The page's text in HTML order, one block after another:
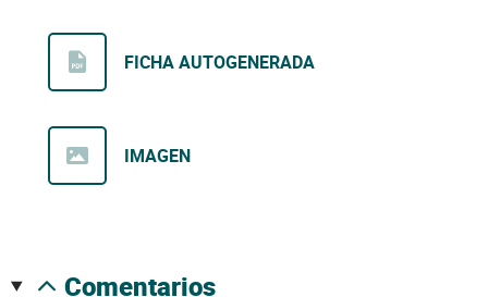
FICHA AUTOGENERADA
IMAGEN
comentarios